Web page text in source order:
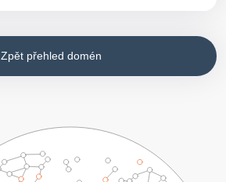
Zpět přehled domén